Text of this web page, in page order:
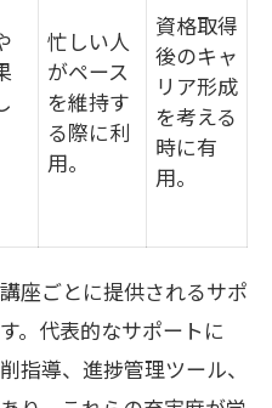
忙しい人
がペース
を維持す
る際に利
用。
資格取得
後のキャ
リア形成
を考える
時に有
用。
座ごとに提供されるサポ
。代表的なサポートに
指導、進捗管理ツール、